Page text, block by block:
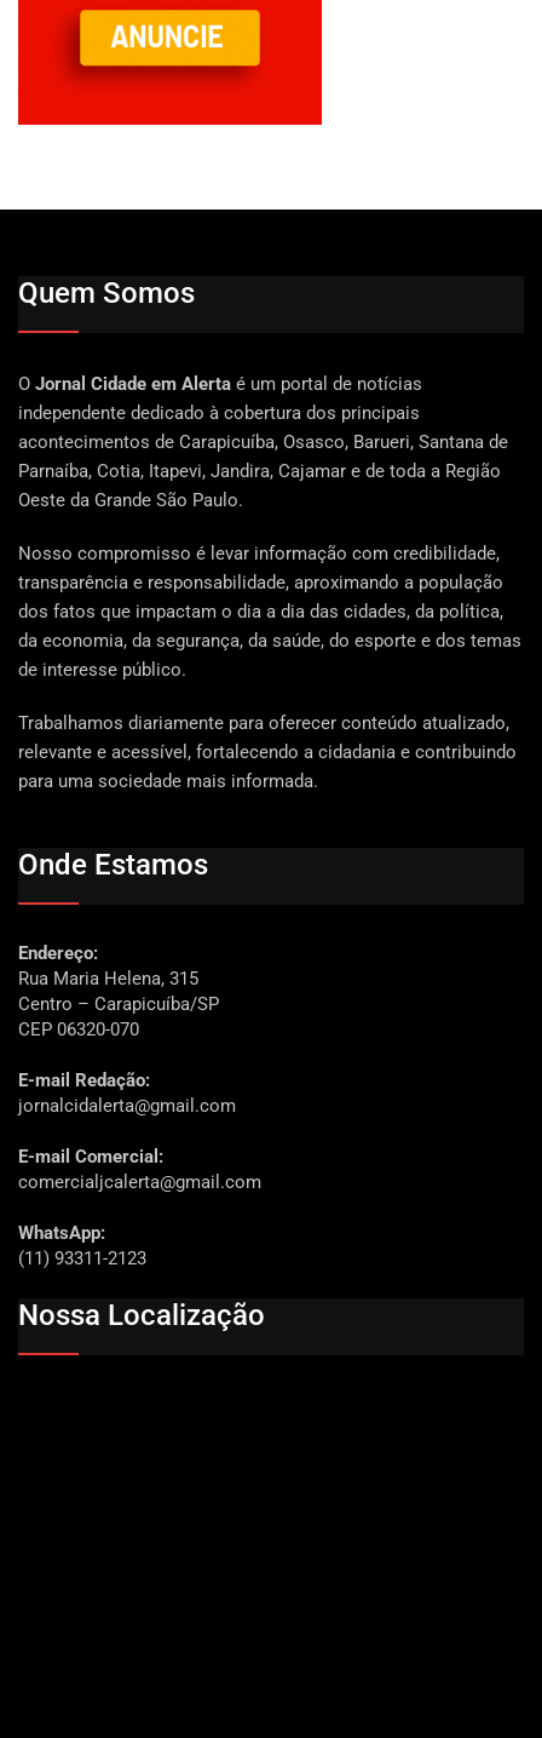
Quem Somos
O Jornal Cidade em Alerta é um portal de notícias
independente dedicado à cobertura dos principais
acontecimentos de Carapicuíba, Osasco, Barueri, Santana de
Parnaíba, Cotia, Itapevi, Jandira, Cajamar e de toda a Região
Oeste da Grande São Paulo.
Nosso compromisso é levar informação com credibilidade,
transparência e responsabilidade, aproximando a população
dos fatos que impactam o dia a dia das cidades, da política,
da economia, da segurança, da saúde, do esporte e dos temas
de interesse público.
Trabalhamos diariamente para oferecer conteúdo atualizado,
relevante e acessível, fortalecendo a cidadania e contribuindo
para uma sociedade mais informada.
Onde Estamos
Endereço:
Rua Maria Helena, 315
Centro – Carapicuíba/SP
CEP 06320-070
E-mail Redação:
jornalcidalerta@gmail.com
E-mail Comercial:
comercialjcalerta@gmail.com
WhatsApp:
(11) 93311-2123
Nossa Localização